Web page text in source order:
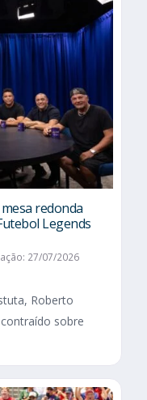
redonda
Legends
27/07/2026
Roberto
sobre